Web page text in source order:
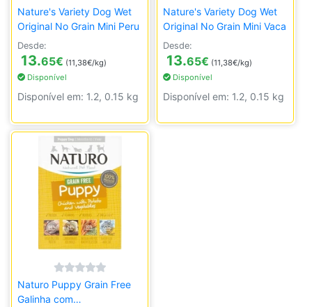
Nature's Variety Dog Wet
Original No Grain Mini Peru
Desde:
13.65€ (11,38€/kg)
Disponível
Disponível em: 1.2, 0.15 kg
Nature's Variety Dog Wet
Original No Grain Mini Vaca
Desde:
13.65€ (11,38€/kg)
Disponível
Disponível em: 1.2, 0.15 kg
Naturo Puppy Grain Free
Galinha com